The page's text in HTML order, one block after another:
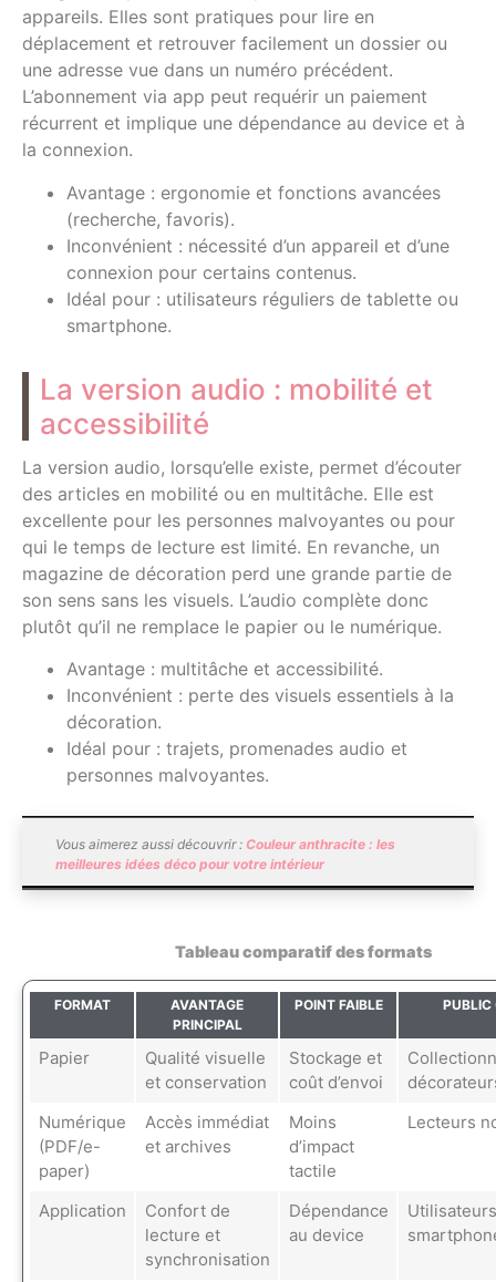
appareils. Elles sont pratiques pour lire en
déplacement et retrouver facilement un dossier ou
une adresse vue dans un numéro précédent.
L’abonnement via app peut requérir un paiement
récurrent et implique une dépendance au device et à
la connexion.
Avantage : ergonomie et fonctions avancées
(recherche, favoris).
Inconvénient : nécessité d’un appareil et d’une
connexion pour certains contenus.
Idéal pour : utilisateurs réguliers de tablette ou
smartphone.
La version audio : mobilité et
accessibilité
La version audio, lorsqu’elle existe, permet d’écouter
des articles en mobilité ou en multitâche. Elle est
excellente pour les personnes malvoyantes ou pour
qui le temps de lecture est limité. En revanche, un
magazine de décoration perd une grande partie de
son sens sans les visuels. L’audio complète donc
plutôt qu’il ne remplace le papier ou le numérique.
Avantage : multitâche et accessibilité.
Inconvénient : perte des visuels essentiels à la
décoration.
Idéal pour : trajets, promenades audio et
personnes malvoyantes.
Vous aimerez aussi découvrir : Couleur anthracite : les
meilleures idées déco pour votre intérieur
Tableau comparatif des formats
FORMAT
AVANTAGE
PRINCIPAL
POINT FAIBLE PUBLIC
Papier
Qualité visuelle
et conservation
Stockage et
coût d’envoi
Numérique
(PDF/e-
paper)
Accès immédiat
et archives
Moins
d’impact
tactile
Lecteurs
Application
Confort de
lecture et
synchronisation
Dépendance
au device
Utilisateurs